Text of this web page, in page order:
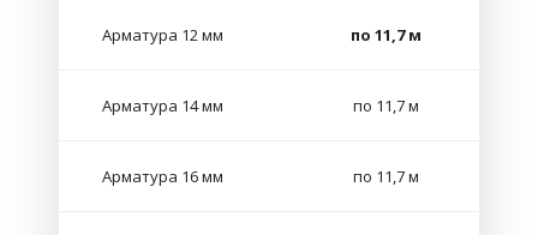
Арматура 12 мм по 11,7 м
Арматура 14 мм по 11,7 м
Арматура 16 мм по 11,7 м